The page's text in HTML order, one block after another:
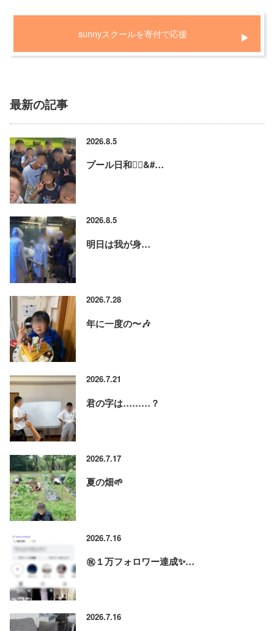
sunnyスクールを寄付で応援
最新の記事
2026.8.5
プール日和🏊‍♂&#…
2026.8.5
明日は我が身…
2026.7.28
年に一度の〜🎶
2026.7.21
君の字は………？
2026.7.17
夏の畑🌱
2026.7.16
㊗️１万フォロワー達成✨…
2026.7.16